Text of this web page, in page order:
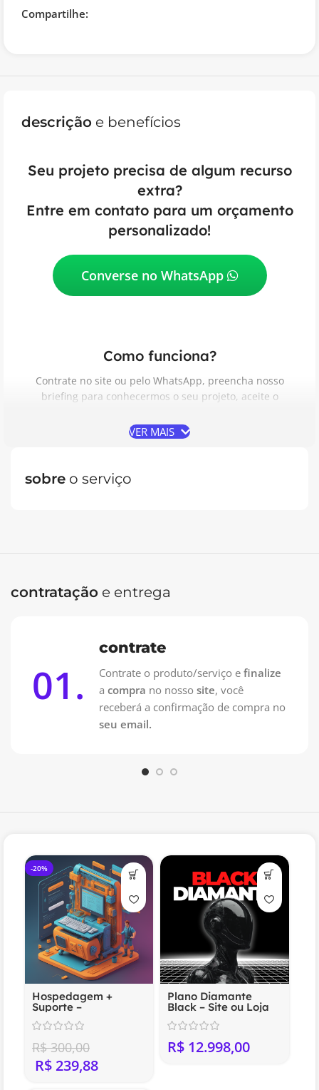
Compartilhe:
descrição e benefícios
Seu projeto precisa de algum recurso
extra?
Entre em contato para um orçamento
personalizado!
Converse no WhatsApp
Como funciona?
Contrate no site ou pelo WhatsApp, preencha nosso
briefing para conhecermos o seu projeto, aceite o
as etapas do desenvolvimento e receba do seu jeito.
Oferta Especial: Vai pagar no PIX?
VER MAIS
sobre o serviço
contratação e entrega
01.
contrate
Contrate o produto/serviço efinalize
acompra no nossosite, você
receberá a confirmação de compra no
seu email.
-20%
Hospedagem +
Suporte –
Compartilhada
(Anual)
R$300,00
R$ 239,88
Plano Diamante
Black – Site ou Loja
Virtual Profissional
R$